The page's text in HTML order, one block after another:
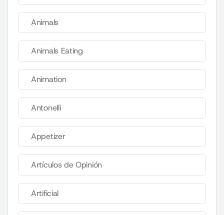
Animals
Animals Eating
Animation
Antonelli
Appetizer
Artículos de Opinión
Artificial